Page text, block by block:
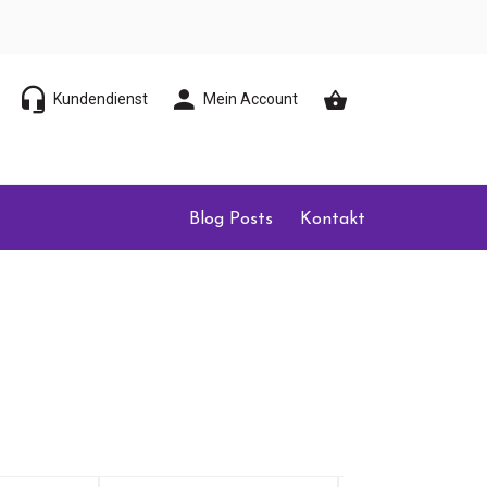
Kundendienst Mein Account
Blog Posts Kontakt